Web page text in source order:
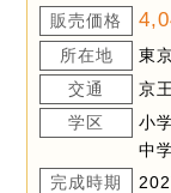
販売価格
所在地
東
交通
京
学区
小
中
完成時期